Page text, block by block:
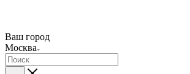
Ваш город
Москва